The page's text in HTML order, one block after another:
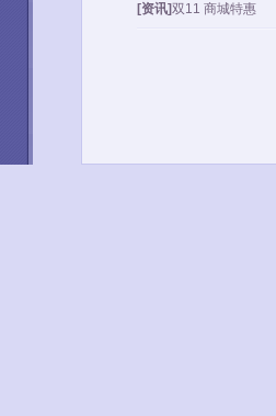
[资讯]双11 商城特惠